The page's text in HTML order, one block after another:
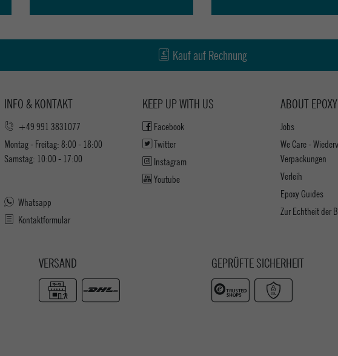
Kauf auf Rechnung
INFO & KONTAKT
+49 991 3831077
Montag - Freitag: 8:00 - 18:00
Samstag: 10:00 - 17:00
Whatsapp
Kontaktformular
ABOUT EPOXY
Jobs
We Care -
Verpackungen
Verleih
Epoxy Guides
Zur Echtheit der
KEEP UP WITH US
Facebook
Twitter
Instagram
Youtube
VERSAND GEPRÜFTE SICHERHEIT